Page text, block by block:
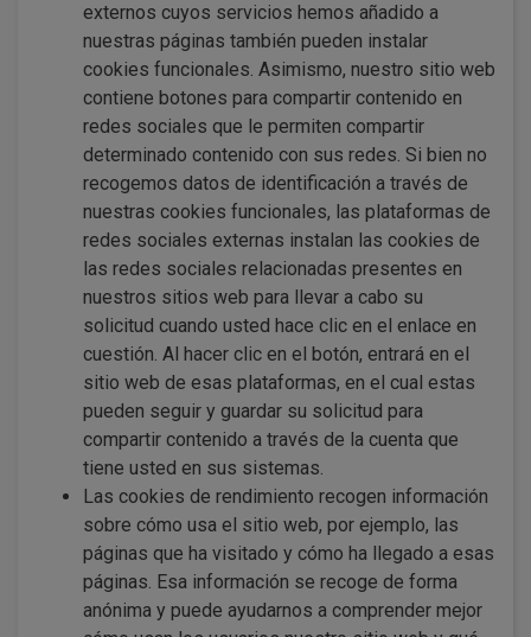
externos cuyos servicios hemos añadido a
nuestras páginas también pueden instalar
cookies funcionales. Asimismo, nuestro sitio web
contiene botones para compartir contenido en
redes sociales que le permiten compartir
determinado contenido con sus redes. Si bien no
recogemos datos de identificación a través de
nuestras cookies funcionales, las plataformas de
redes sociales externas instalan las cookies de
las redes sociales relacionadas presentes en
nuestros sitios web para llevar a cabo su
solicitud cuando usted hace clic en el enlace en
cuestión. Al hacer clic en el botón, entrará en el
sitio web de esas plataformas, en el cual estas
pueden seguir y guardar su solicitud para
compartir contenido a través de la cuenta que
tiene usted en sus sistemas.
Las cookies de rendimiento recogen información
sobre cómo usa el sitio web, por ejemplo, las
páginas que ha visitado y cómo ha llegado a esas
páginas. Esa información se recoge de forma
anónima y puede ayudarnos a comprender mejor